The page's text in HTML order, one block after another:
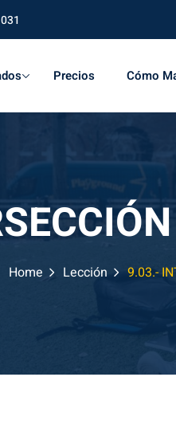
Precios Cómo
Home Lección 9.03.-